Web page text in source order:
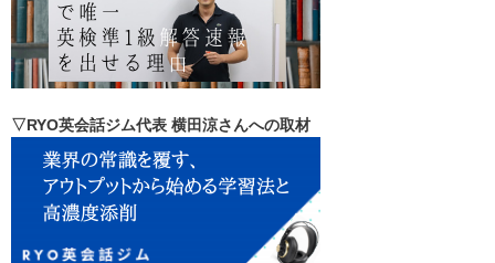
▽RYO英会話ジム代表 横田涼さんへの取材